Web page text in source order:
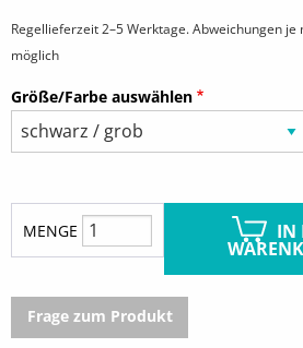
Regellieferzeit 2–5 Werktage. Abweichungen
möglich
Größe/Farbe auswählen
MENGE IN
Frage zum Produkt